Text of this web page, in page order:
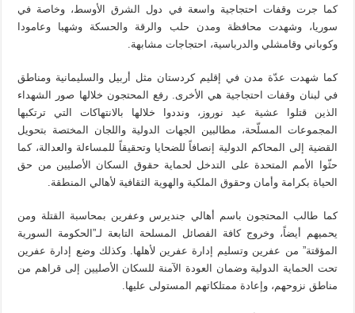
كما جرت وقفات احتجاجية واسعة في دول الشرق الأوسط، وخاصة في
سوريا، وشهدت محافظة ومدن حلب والرقة والحسكة وشهبا وعامودا
وكوباني وقامشلي والدرباسية، احتجاجات مشابهة.
كما شهدت عدّة مدن في إقليم كردستان مثل أربيل والسليمانية ومناطق
في لبنان وقفات احتجاجية هي الأخرى. رفع المحتجون خلالها صور الشهداء
الذين قتلوا عشية عيد نوروز، ونددوا خلالها بالانتهاكات التي ترتكبها
المجموعات المسلّحة، مطالبين الجهات الدولية واللجان المختصة بتحويل
القضية إلى المحاكم الدولية إنصافاً للضحايا وتحقيقاً للمساءلة والعدالة، كما
حثّوا الأمم المتحدة على التدخل لحماية حقوق السكان الأصليين من حق
الحياة بكرامة وأمان وحقوق الملكية والهوية الثقافية لأهالي المنطقة.
كما طالب المحتجون باسم أهالي جنديرس وعفرين بمحاسبة القتلة ومن
يحميهم أيضاً، وخروج كافة الفصائل المسلحة التابعة لـ”الحكومة السورية
المؤقتة” من عفرين وتسليم إدارة عفرين لأهلها. وكذلك وضع إدارة عفرين
تحت الحماية الدولية وضمان العودة الآمنة للسكان الأصليين إلى قراهم من
مناطق نزوحهم، وإعادة ممتلكاتهم المستولى عليها.